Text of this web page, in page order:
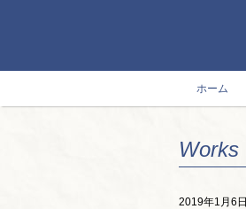
ホーム
Works
2019年1月6日